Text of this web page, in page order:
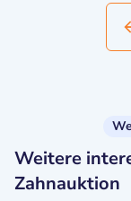
Weitere
Zahnauktion